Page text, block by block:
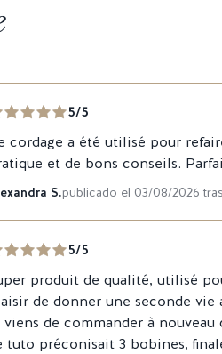
5/5
cordage a été utilisé pour
et de bons conseils.
S.publicado el 03/08/2026
5/5
produit de qualité, utilisé
de donner une seconde
viens de commander à
tuto préconisait 3 bobines,